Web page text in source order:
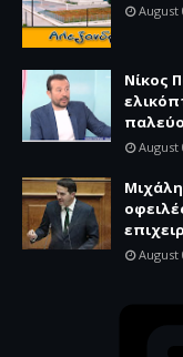
August
Νίκος
August
August